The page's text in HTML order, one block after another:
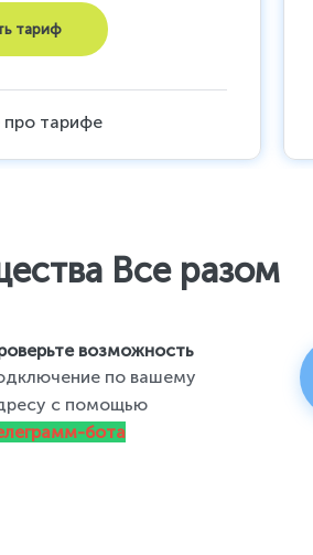
тариф
тарифе
Все разом
возможность
по вашему
с помощью
бота